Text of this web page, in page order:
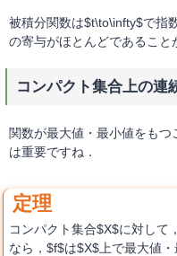
被積分関数は$t\to\infty$で指
の寄与がほとんどであること
コンパクト集合上の連
関数が最大値・最小値をも
は重要ですね．
コンパクト集合$X$に対して
なら，$f$は$X$上で最大値・